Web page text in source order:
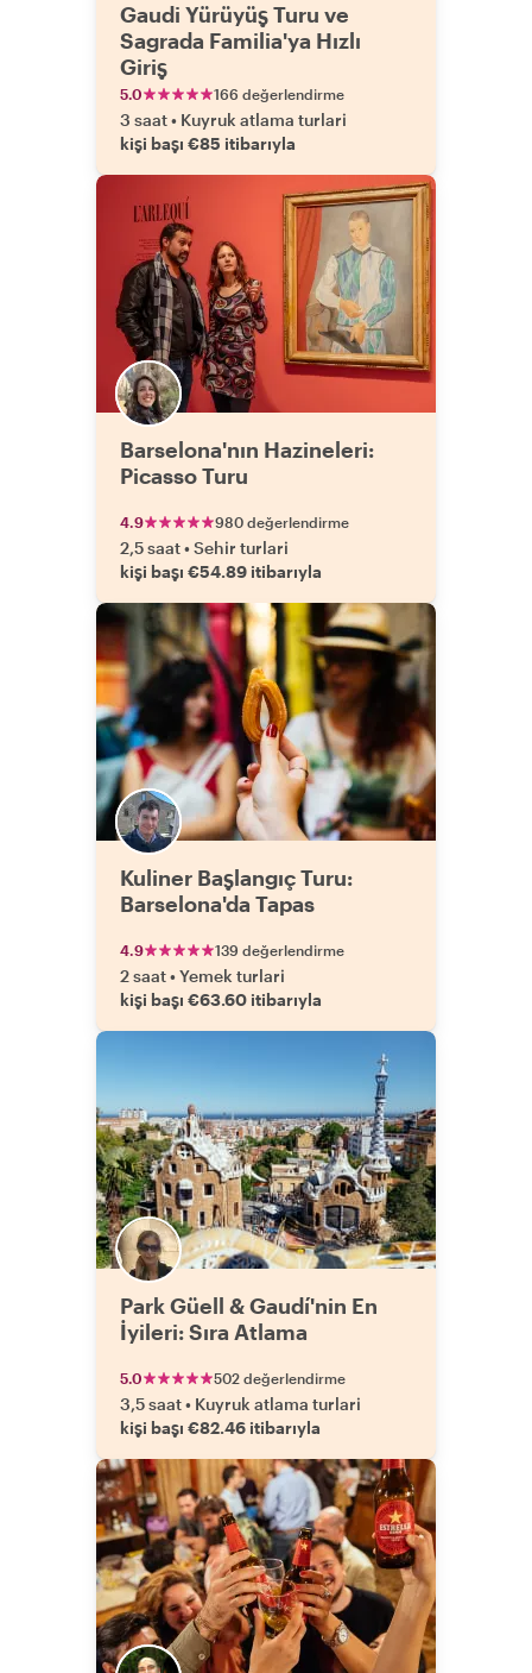
Gaudi Yürüyüş Turu ve
Sagrada Familia'ya Hızlı
Giriş
5.0 166 değerlendirme
3 saat• Kuyruk atlama turlari
kişi başı €85 itibarıyla
Barselona'nın Hazineleri:
Picasso Turu
4.9 980 değerlendirme
2,5 saat•Sehir turlari
kişi başı €54.89 itibarıyla
Kuliner Başlangıç Turu:
Barselona'da Tapas
4.9 139 değerlendirme
2 saat•Yemek turlari
kişi başı €63.60 itibarıyla
Park Güell & Gaudí'nin En
İyileri: Sıra Atlama
5.0 502 değerlendirme
3,5 saat• Kuyruk atlama turlari
kişi başı €82.46 itibarıyla